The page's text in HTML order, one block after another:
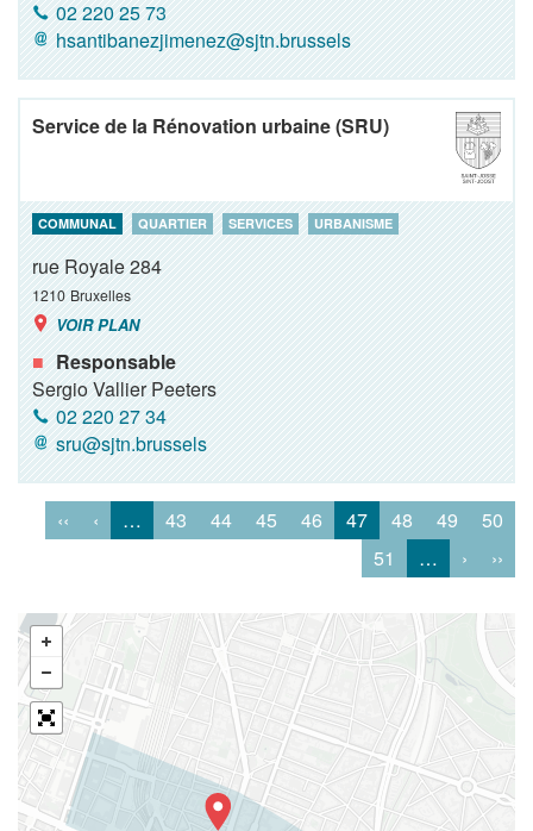
02 220 25 73
hsantibanezjimenez@sjtn.brussels
Service de la Rénovation urbaine (SRU)
COMMUNAL QUARTIER SERVICES URBANISME
rue Royale 284
1210 Bruxelles
VOIR PLAN
Responsable
Sergio Vallier Peeters
02 220 27 34
sru@sjtn.brussels
‹‹ ‹ … 43 44 45 46 47 48 49
50
51
… › ››